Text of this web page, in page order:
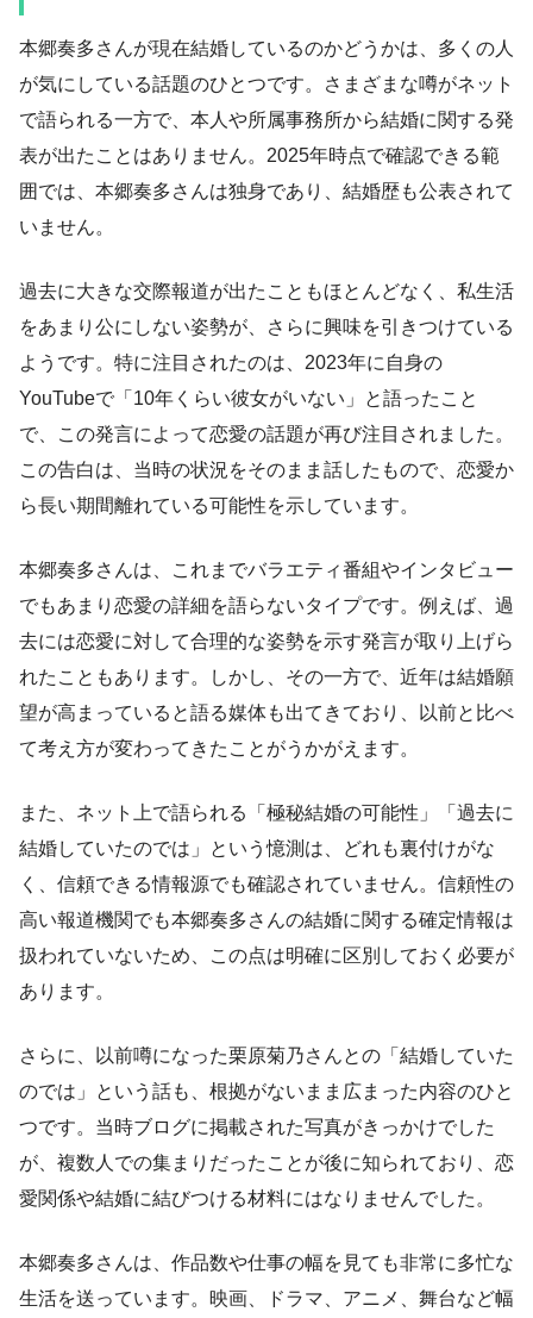
本郷奏多さんが現在結婚しているのかどうかは、多くの人
が気にしている話題のひとつです。さまざまな噂がネット
で語られる一方で、本人や所属事務所から結婚に関する発
表が出たことはありません。2025年時点で確認できる範
囲では、本郷奏多さんは独身であり、結婚歴も公表されて
いません。
過去に大きな交際報道が出たこともほとんどなく、私生活
をあまり公にしない姿勢が、さらに興味を引きつけている
ようです。特に注目されたのは、2023年に自身の
YouTubeで「10年くらい彼女がいない」と語ったこと
で、この発言によって恋愛の話題が再び注目されました。
この告白は、当時の状況をそのまま話したもので、恋愛か
ら長い期間離れている可能性を示しています。
本郷奏多さんは、これまでバラエティ番組やインタビュー
でもあまり恋愛の詳細を語らないタイプです。例えば、過
去には恋愛に対して合理的な姿勢を示す発言が取り上げら
れたこともあります。しかし、その一方で、近年は結婚願
望が高まっていると語る媒体も出てきており、以前と比べ
て考え方が変わってきたことがうかがえます。
また、ネット上で語られる「極秘結婚の可能性」「過去に
結婚していたのでは」という憶測は、どれも裏付けがな
く、信頼できる情報源でも確認されていません。信頼性の
高い報道機関でも本郷奏多さんの結婚に関する確定情報は
扱われていないため、この点は明確に区別しておく必要が
あります。
さらに、以前噂になった栗原菊乃さんとの「結婚していた
のでは」という話も、根拠がないまま広まった内容のひと
つです。当時ブログに掲載された写真がきっかけでした
が、複数人での集まりだったことが後に知られており、恋
愛関係や結婚に結びつける材料にはなりませんでした。
本郷奏多さんは、作品数や仕事の幅を見ても非常に多忙な
生活を送っています。映画、ドラマ、アニメ、舞台など幅